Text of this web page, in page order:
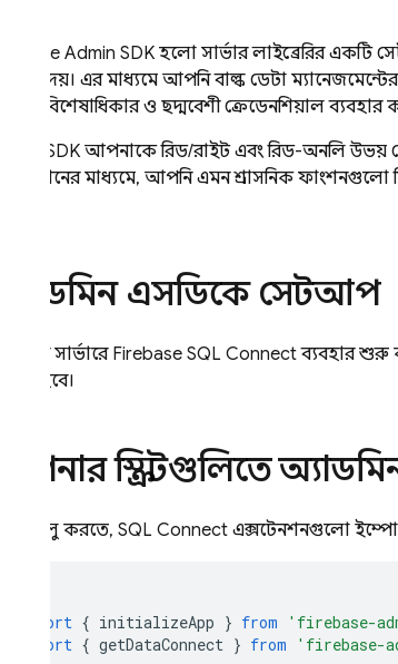
Firebase Admin SDK হলো সার্ভার লাইব্রেরির একটি
করতে দেয়। এর মাধ্যমে আপনি বাল্ক ডেটা
উচ্চতর বিশেষাধিকার ও ছদ্মবেশী ক্রেডেনশিয়াল
Admin SDK আপনাকে রিড/রাইট এবং রিড-অনলি উভয়
অপারেশনের মাধ্যমে, আপনি এমন প্রশাসনিক ফাংশনগুলো
অ্যাডমিন এসডিকে সেটআপ
আপনার সার্ভারে Firebase SQL Connectব্যবহার শুরু
হবে।
আপনার স্ক্রিপ্টগুলিতে
SDK চালু করতে, SQL Connect এক্সটেনশনগুলো
import { initializeApp } from 'firebase-
import { getDataConnect } from 'firebase-